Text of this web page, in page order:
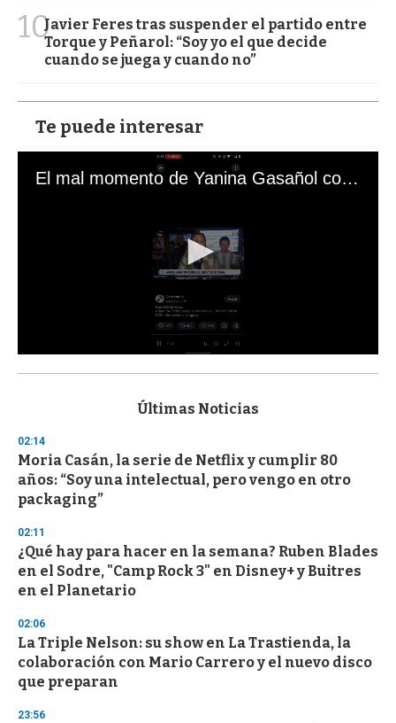
10Javier Feres tras suspender el partido entre
Torque y Peñarol: “Soy yo el que decide
cuando se juega y cuando no”
Te puede interesar
El mal momento de Yanina Gasañol con un hincha argentino en "Subrayado"
s
d
s
o
f
3
s
c
o
n
Últimas Noticias
02:14
Moria Casán, la serie de Netflix y cumplir 80
años: “Soy una intelectual, pero vengo en otro
packaging”
02:11
¿Qué hay para hacer en la semana? Ruben Blades
en el Sodre, "Camp Rock 3" en Disney+ y Buitres
en el Planetario
02:06
La Triple Nelson: su show en La Trastienda, la
colaboración con Mario Carrero y el nuevo disco
que preparan
23:56